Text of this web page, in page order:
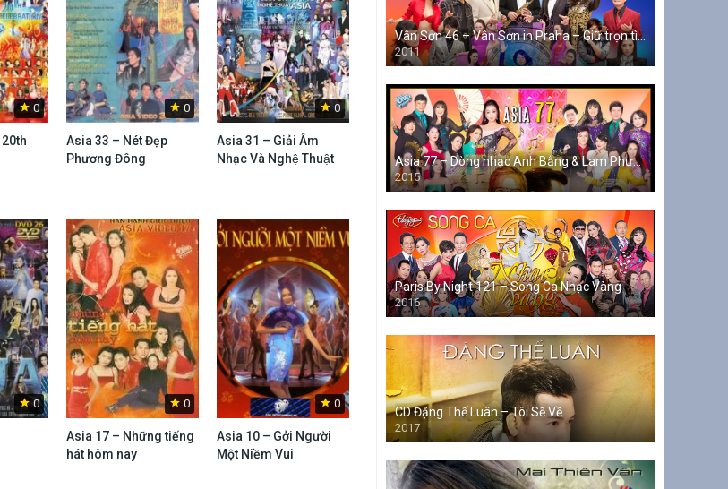
0 0
Asia 33 – Nét Đẹp
Phương Đông
0
Asia 31 – Giải Âm
Nhạc Và Nghệ Thuật
0 0
Asia 17 – Những tiếng
hát hôm nay
0
Asia 10 – Gởi Người
Một Niềm Vui
Vân Sơn 46 – Vân Sơn in Praha – Giữ trọn tình quê
2011
Asia 77 – Dòng nhạc Anh Bằng & Lam Phương
2015
Paris By Night 121 – Song Ca Nhạc Vàng
2016
CD Đặng Thế Luân – Tôi Sẽ Về
2017